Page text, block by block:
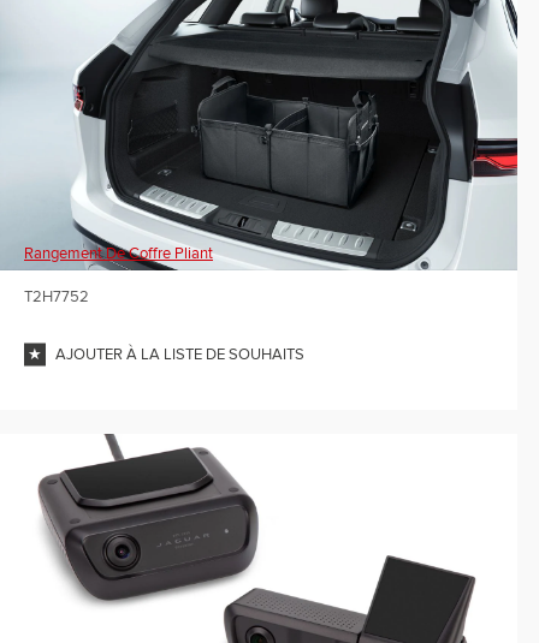
Rangement De Coffre Pliant
T2H7752
AJOUTER À LA LISTE DE SOUHAITS